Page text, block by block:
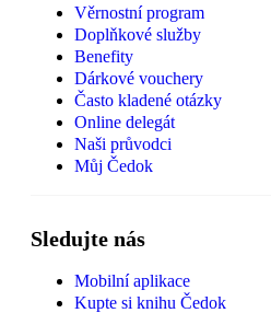
Věrnostní program
Doplňkové služby
Benefity
Dárkové vouchery
Často kladené otázky
Online delegát
Naši průvodci
Můj Čedok
Sledujte nás
Mobilní aplikace
Kupte si knihu Čedok